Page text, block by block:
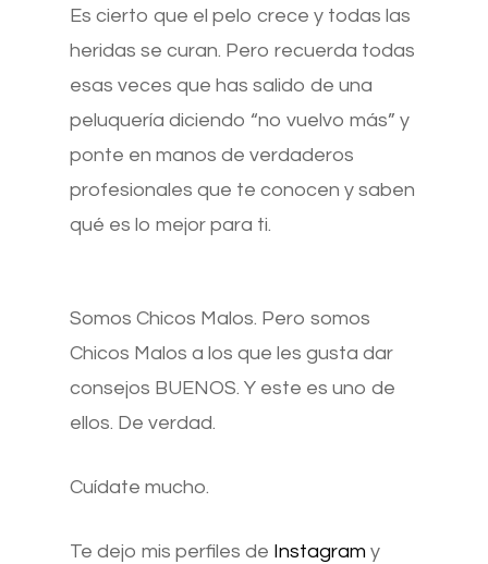
Es cierto que el pelo crece y todas las
heridas se curan. Pero recuerda todas
esas veces que has salido de una
peluquería diciendo “no vuelvo más” y
ponte en manos de verdaderos
profesionales que te conocen y saben
qué es lo mejor para ti.
Somos Chicos Malos. Pero somos
Chicos Malos a los que les gusta dar
consejos BUENOS. Y este es uno de
ellos. De verdad.
Cuídate mucho.
Te dejo mis perfiles de Instagram y